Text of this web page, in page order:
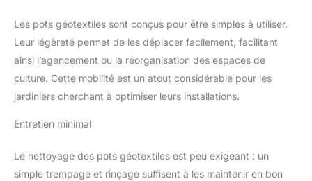
Les pots géotextiles sont conçus pour être simples à utiliser.
Leur légèreté permet de les déplacer facilement, facilitant
ainsi l’agencement ou la réorganisation des espaces de
culture. Cette mobilité est un atout considérable pour les
jardiniers cherchant à optimiser leurs installations.
Entretien minimal
Le nettoyage des pots géotextiles est peu exigeant : un
simple trempage et rinçage suffisent à les maintenir en bon